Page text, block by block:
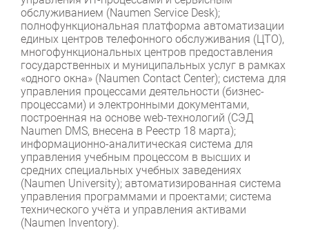
обслуживанием (Naumen Service Desk);
полнофункциональная платформа автоматизации
единых центров телефонного обслуживания (ЦТО),
многофункциональных центров предоставления
государственных и муниципальных услуг в рамках
«одного окна» (Naumen Contact Center); система для
управления процессами деятельности (бизнес-
процессами) и электронными документами,
построенная на основе web-технологий (СЭД
Naumen DMS, внесена в Реестр 18 марта);
информационно-аналитическая система для
управления учебным процессом в высших и
средних специальных учебных заведениях
(Naumen University); автоматизированная система
управления программами и проектами; система
технического учёта и управления активами
(Naumen Inventory).